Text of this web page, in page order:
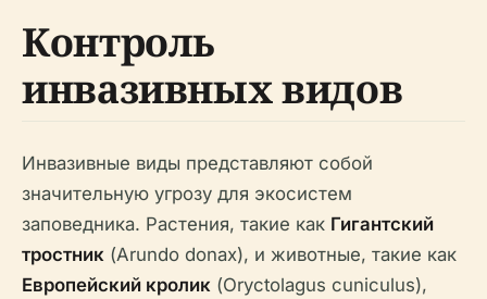
Контроль
инвазивных видов
Инвазивные виды представляют собой
значительную угрозу для экосистем
заповедника. Растения, такие как Гигантский
тростник (Arundo donax), и животные, такие как
Европейский кролик (Oryctolagus cuniculus),